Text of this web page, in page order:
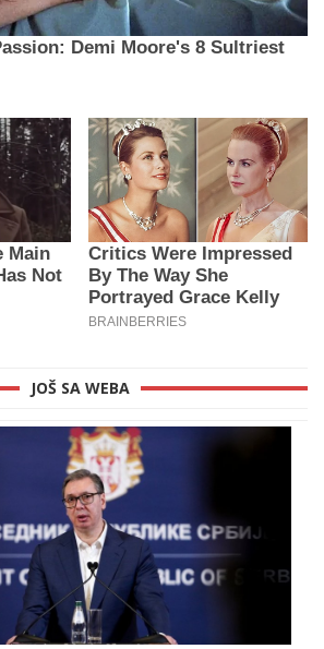
JOŠ SA WEBA